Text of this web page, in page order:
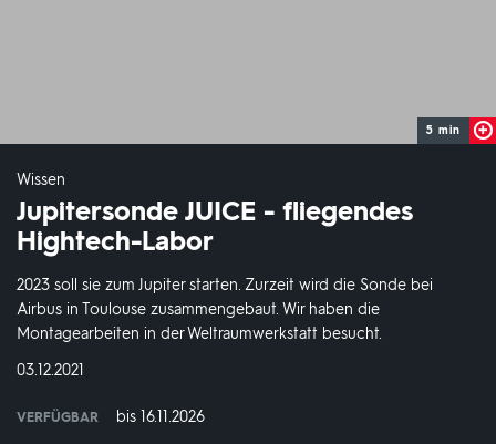
5 min
Wissen
Jupitersonde JUICE - fliegendes
Hightech-Labor
2023 soll sie zum Jupiter starten. Zurzeit wird die Sonde bei
Airbus in Toulouse zusammengebaut. Wir haben die
Montagearbeiten in der Weltraumwerkstatt besucht.
DATUM:
03.12.2021
VERFÜGBAR bis 16.11.2026